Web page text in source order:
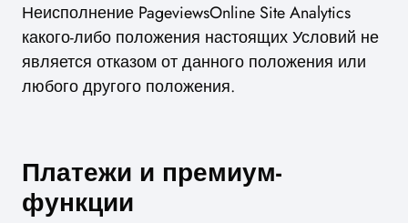
Неисполнение PageviewsOnline Site Analytics
какого-либо положения настоящих Условий не
является отказом от данного положения или
любого другого положения.
Платежи и премиум-
функции